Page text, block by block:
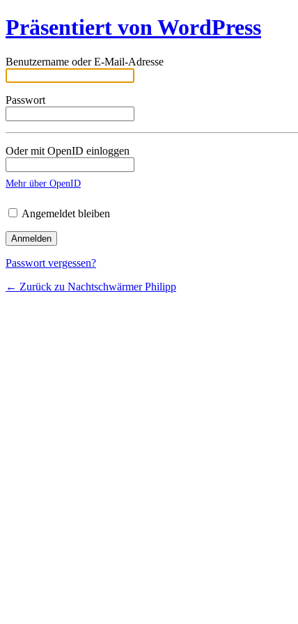
Präsentiert von WordPress
Benutzername oder E-Mail-Adresse
Passwort
Oder mit OpenID einloggen
Mehr über OpenID
Angemeldet bleiben
Passwort vergessen?
← Zurück zu Nachtschwärmer Philipp